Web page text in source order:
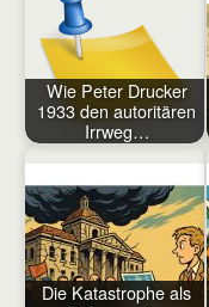
Wie Peter Drucker
1933 den autoritären
Irrweg…
Die Katastrophe als